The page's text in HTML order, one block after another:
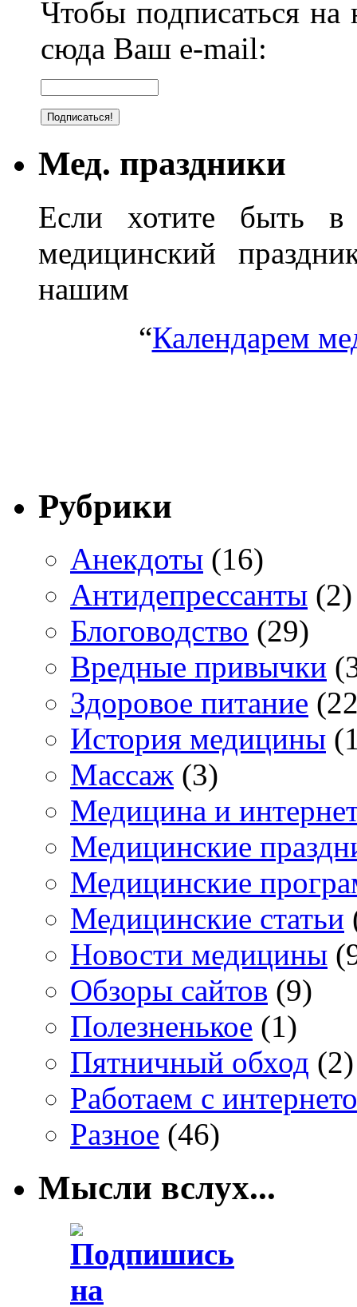
Чтобы подписаться на
сюда Ваш e-mail:
Мед. праздники
Если хотите быть в
медицинский
нашим
“Календарем
Рубрики
Анекдоты (16)
Антидепрессанты (2)
Блоговодство (29)
Вредные привычки
Здоровое питание
История медицины
Массаж (3)
Медицина и
Медицинские
Медицинские
Медицинские статьи
Новости медицины
Обзоры сайтов (9)
Полезненькое (1)
Пятничный обход (2)
Работаем с
Разное (46)
Мысли вслух...